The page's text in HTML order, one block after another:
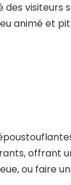
des visiteurs
animé et
offrant
ou faire